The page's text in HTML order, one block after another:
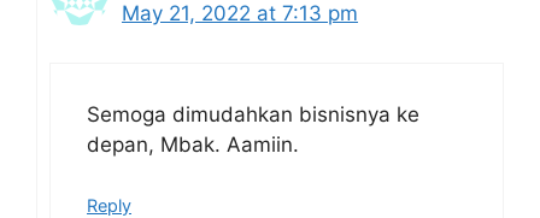
May 21, 2022 at 7:13 pm
Semoga dimudahkan bisnisnya ke
depan, Mbak. Aamiin.
Reply